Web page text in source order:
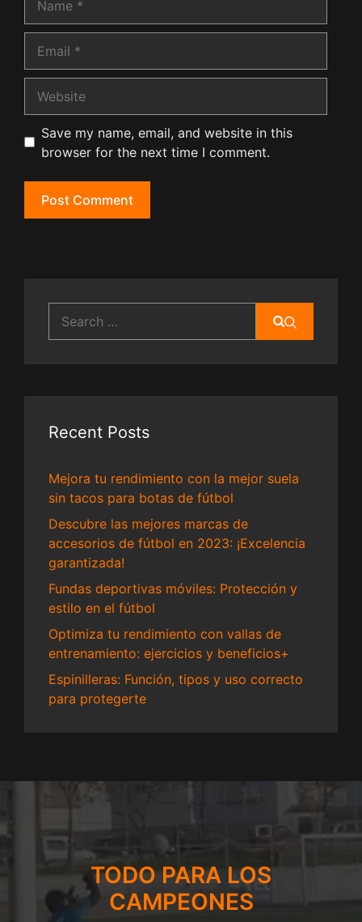
Save my name, email, and website in this
browser for the next time I comment.
for:
Recent Posts
Mejora tu rendimiento con la mejor suela
sin tacos para botas de fútbol
Descubre las mejores marcas de
accesorios de fútbol en 2023: ¡Excelencia
garantizada!
Fundas deportivas móviles: Protección y
estilo en el fútbol
Optimiza tu rendimiento con vallas de
entrenamiento: ejercicios y beneficios+
Espinilleras: Función, tipos y uso correcto
para protegerte
TODO PARA LOS
CAMPEONES